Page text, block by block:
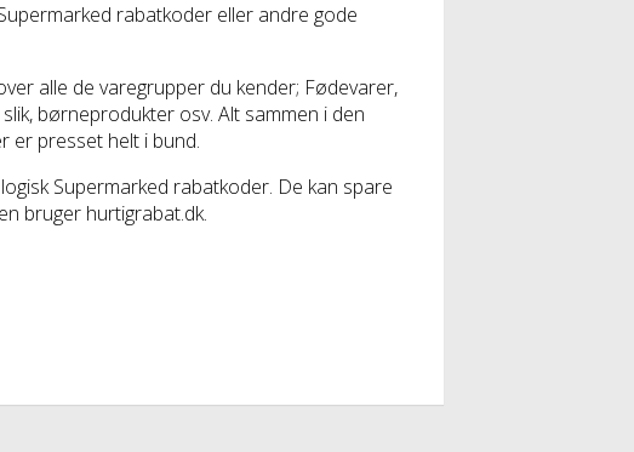
rabatkoder eller andre gode
alle de varegrupper du kender; Fødevarer,
børneprodukter osv. Alt sammen i den
er presset helt i bund.
Supermarked rabatkoder. De kan spare
bruger hurtigrabat.dk.